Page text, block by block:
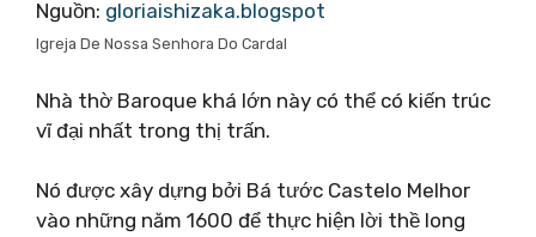
Nguồn: gloriaishizaka.blogspot
Igreja De Nossa Senhora Do Cardal
Nhà thờ Baroque khá lớn này có thể có kiến ​​trúc
vĩ đại nhất trong thị trấn.
Nó được xây dựng bởi Bá tước Castelo Melhor
vào những năm 1600 để thực hiện lời thề long